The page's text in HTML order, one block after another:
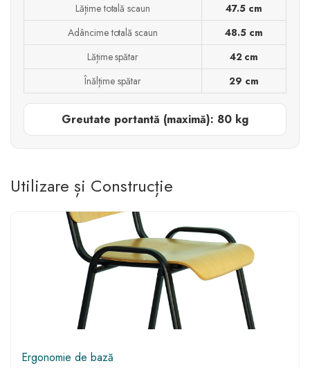
Lățime totală scaun
47.5 cm
Adâncime totală scaun
48.5 cm
Lățime spătar
42 cm
Înălțime spătar
29 cm
Greutate portantă (maximă): 80 kg
Utilizare și Construcție
Ergonomie de bază